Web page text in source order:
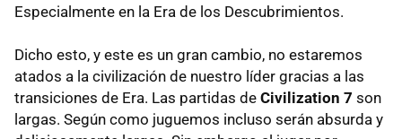
Especialmente en la Era de los Descubrimientos.
Dicho esto, y este es un gran cambio, no estaremos
atados a la civilización de nuestro líder gracias a las
transiciones de Era. Las partidas de Civilization 7 son
largas. Según como juguemos incluso serán absurda y